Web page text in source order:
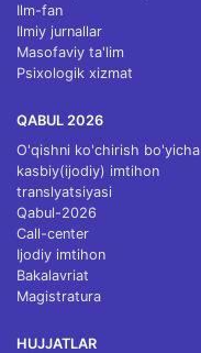
Ilm-fan
Ilmiy jurnallar
Masofaviy ta'lim
Psixologik xizmat
QABUL 2026
O'qishni ko'chirish bo'yicha
kasbiy(ijodiy) imtihon
translyatsiyasi
Qabul-2026
Call-center
Ijodiy imtihon
Bakalavriat
Magistratura
HUJJATLAR